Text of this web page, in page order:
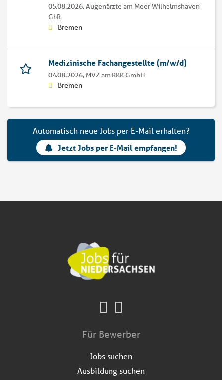
05.08.2026,Augenärzte am Meer Wilhelmshaven
GbR
Bremen
Medizinische Fachangestellte (m/w/d)
04.08.2026, MVZ am RKK GmbH
Bremen
Automatisch neue Jobs per E-Mail erhalten?
Jetzt Jobs per E-Mail empfangen!
Für Bewerber
Jobs suchen
Ausbildung suchen